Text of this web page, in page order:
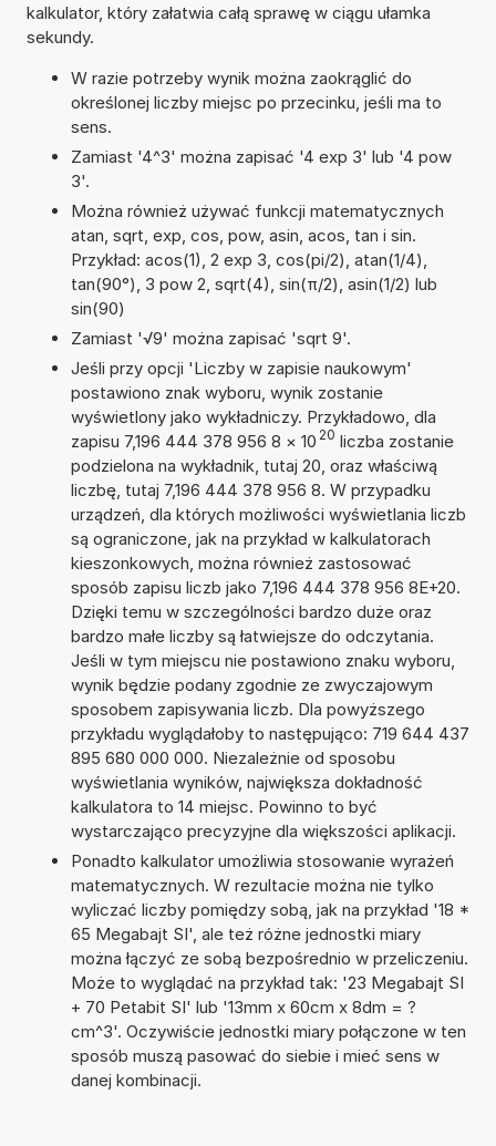
kalkulator, który załatwia całą sprawę w ciągu ułamka
sekundy.
W razie potrzeby wynik można zaokrąglić do
określonej liczby miejsc po przecinku, jeśli ma to
sens.
Zamiast '4^3' można zapisać '4 exp 3' lub '4 pow
3'.
Można również używać funkcji matematycznych
atan, sqrt, exp, cos, pow, asin, acos, tan i sin.
Przykład: acos(1), 2 exp 3, cos(pi/2), atan(1/4),
tan(90°), 3 pow 2, sqrt(4), sin(π/2), asin(1/2) lub
sin(90)
Zamiast '√9' można zapisać 'sqrt 9'.
Jeśli przy opcji 'Liczby w zapisie naukowym'
postawiono znak wyboru, wynik zostanie
wyświetlony jako wykładniczy. Przykładowo, dla
zapisu 7,196 444 378 956 8 × 10 20 liczba zostanie
podzielona na wykładnik, tutaj 20, oraz właściwą
liczbę, tutaj 7,196 444 378 956 8. W przypadku
urządzeń, dla których możliwości wyświetlania liczb
są ograniczone, jak na przykład w kalkulatorach
kieszonkowych, można również zastosować
sposób zapisu liczb jako 7,196 444 378 956 8E+20.
Dzięki temu w szczególności bardzo duże oraz
bardzo małe liczby są łatwiejsze do odczytania.
Jeśli w tym miejscu nie postawiono znaku wyboru,
wynik będzie podany zgodnie ze zwyczajowym
sposobem zapisywania liczb. Dla powyższego
przykładu wyglądałoby to następująco: 719 644 437
895 680 000 000. Niezależnie od sposobu
wyświetlania wyników, największa dokładność
kalkulatora to 14 miejsc. Powinno to być
wystarczająco precyzyjne dla większości aplikacji.
Ponadto kalkulator umożliwia stosowanie wyrażeń
matematycznych. W rezultacie można nie tylko
wyliczać liczby pomiędzy sobą, jak na przykład '18 *
65 Megabajt SI', ale też różne jednostki miary
można łączyć ze sobą bezpośrednio w przeliczeniu.
Może to wyglądać na przykład tak: '23 Megabajt SI
+ 70 Petabit SI' lub '13mm x 60cm x 8dm = ?
cm^3'. Oczywiście jednostki miary połączone w ten
sposób muszą pasować do siebie i mieć sens w
danej kombinacji.